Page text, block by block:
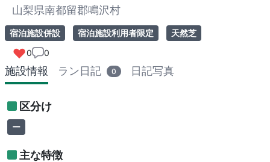
山梨県南都留郡鳴沢村
宿泊施設併設 宿泊施設利用者限定
天然芝
0
0
施設情報 ラン日記 0 日記写真
区分け
ー
主な特徴